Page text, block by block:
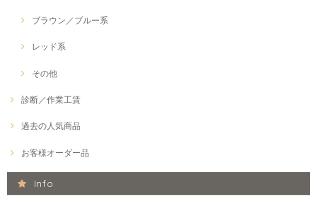
ブラウン／ブルー系
レッド系
その他
診断／作業工賃
過去の人気商品
お客様オーダー品
Info